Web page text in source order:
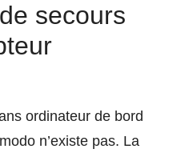
secours
ordinateur de bord
n’existe pas. La